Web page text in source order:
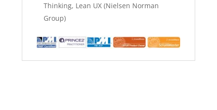
Thinking, Lean UX (Nielsen Norman
Group)